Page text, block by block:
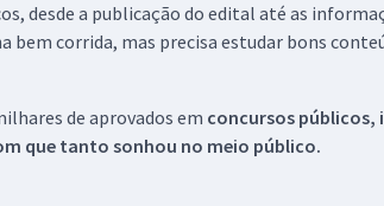
desde a publicação do edital até as
corrida, mas precisa estudar bons
de aprovados em concursos públicos,
que tanto sonhou no meio público.